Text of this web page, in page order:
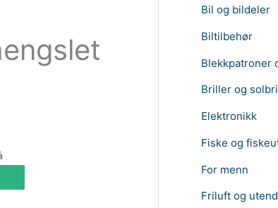
Bil og bildeler
Biltilbehør
Blekkpatroner
Briller og
Elektronikk
Fiske og
For menn
Friluft og